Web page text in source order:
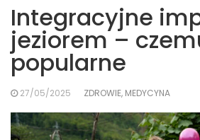
Integracyjne
jeziorem –
popularne
27/05/2025 ZDROWIE, MEDYCYNA